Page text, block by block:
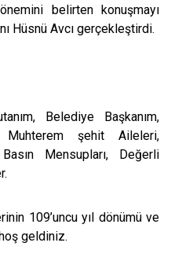
belirten konuşmayı
Hüsnü Avcı gerçekleştirdi.
Belediye Başkanım,
şehit Aileleri,
Mensupları, Değerli
109’uncu yıl dönümü ve
geldiniz.